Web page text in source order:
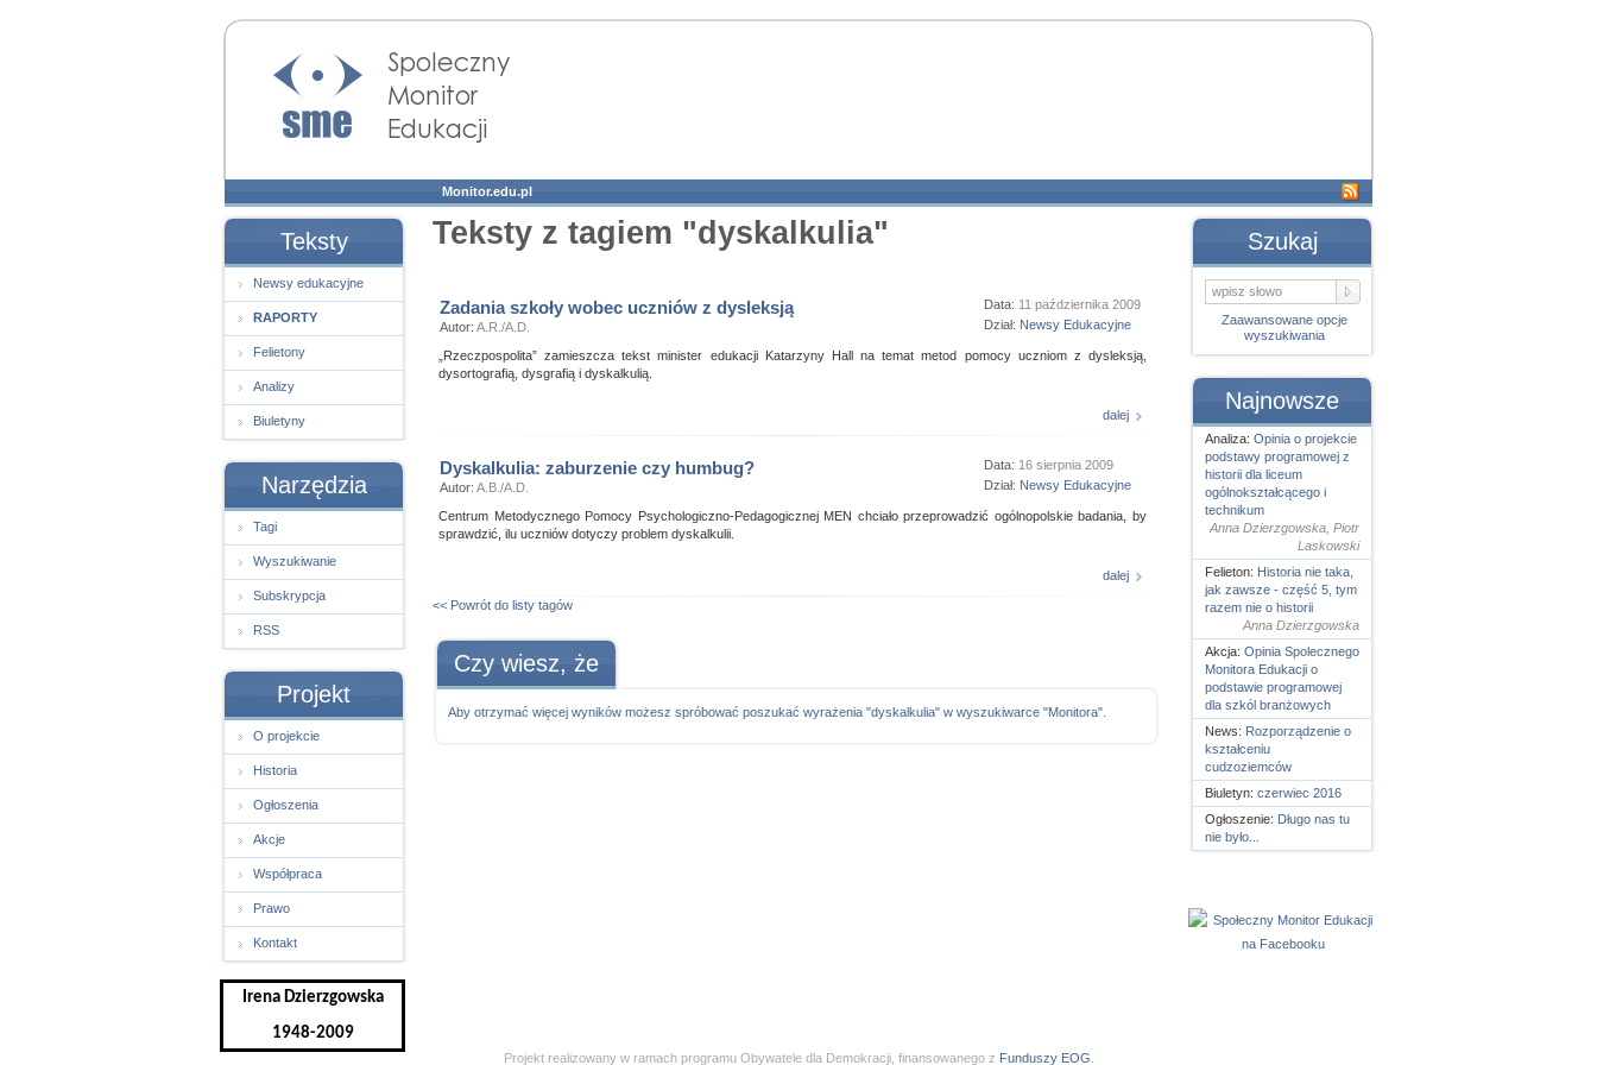
Społeczny Monitor
Edukacji
Monitor.edu.pl
Teksty
Newsy edukacyjne
RAPORTY
Felietony
Analizy
Biuletyny
Narzędzia
Tagi
Wyszukiwanie
Subskrypcja
RSS
Projekt
O projekcie
Historia
Ogłoszenia
Akcje
Współpraca
Prawo
Kontakt
Irena Dzierzgowska
1948-2009
Teksty z tagiem "dyskalkulia"
Zadania szkoły wobec uczniów z dysleksją Data: 11 października 2009
Dział: Newsy Edukacyjne
Autor: A.R./A.D.
„Rzeczpospolita” zamieszcza tekst minister edukacji Katarzyny Hall na temat metod pomocy uczniom z dysleksją,
dysortografią, dysgrafią i dyskalkulią.
dalej
Dyskalkulia: zaburzenie czy humbug? Data: 16 sierpnia 2009
Dział: Newsy Edukacyjne
Autor: A.B./A.D.
Centrum Metodycznego Pomocy Psychologiczno-Pedagogicznej MEN chciało przeprowadzić ogólnopolskie badania, by
sprawdzić, ilu uczniów dotyczy problem dyskalkulii.
dalej
<< Powrót do listy tagów
Czy wiesz, że
Aby otrzymać więcej wyników możesz spróbować poszukać wyrażenia "dyskalkulia" w wyszukiwarce "Monitora".
Szukaj
Zaawansowane opcje
wyszukiwania
Najnowsze
Analiza: Opinia o projekcie
podstawy programowej z
historii dla liceum
ogólnokształcącego i
technikum
Anna Dzierzgowska, Piotr
Laskowski
Felieton: Historia nie taka,
jak zawsze - część 5, tym
razem nie o historii
Anna Dzierzgowska
Akcja: Opinia Spolecznego
Monitora Edukacji o
podstawie programowej
dla szkól branżowych
News: Rozporządzenie o
kształceniu
cudzoziemców
Biuletyn: czerwiec 2016
Ogłoszenie: Długo nas tu
nie było...
Projekt realizowany w ramach programu Obywatele dla Demokracji, finansowanego z Funduszy EOG